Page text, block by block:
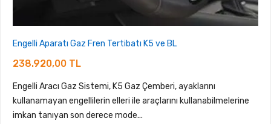
Engelli Aparatı Gaz Fren Tertibatı K5 ve BL
238.920,00 TL
Engelli Aracı Gaz Sistemi, K5 Gaz Çemberi, ayaklarını
kullanamayan engellilerin elleri ile araçlarını kullanabilmelerine
imkan tanıyan son derece mode...